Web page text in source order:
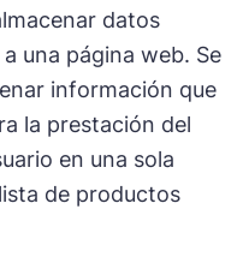
datos
una página web. Se
información que
la prestación del
en una sola
de productos